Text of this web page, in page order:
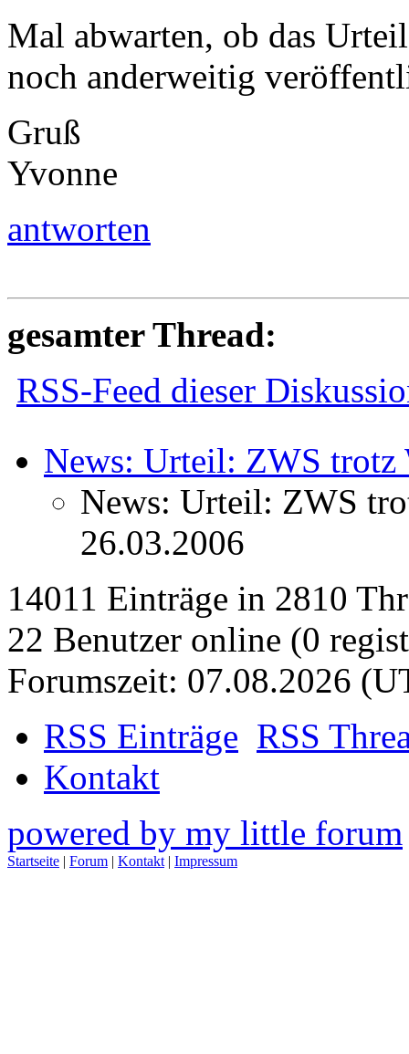
Mal abwarten, ob das
noch anderweitig
Gruß
Yvonne
antworten
gesamter Thread:
RSS-Feed dieser
News: Urteil: ZWS trotz
News: Urteil: ZWS
26.03.2006
14011 Einträge in 2810
22 Benutzer online (0
Forumszeit: 07.08.2026
RSS Einträge RSS
Kontakt
powered by my little forum
Startseite | Forum | Kontakt | Impressum